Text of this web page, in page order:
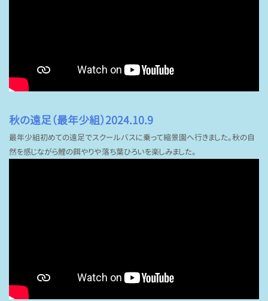
秋の遠足（最年少組）2024.10.9
最年少組初めての遠足でスクールバスに乗って縮景園へ行きました。秋の自
然を感じながら鯉の餌やりや落ち葉ひろいを楽しみました。